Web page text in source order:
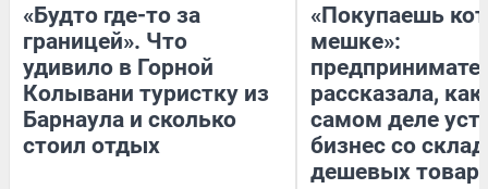
«Будто где-то за
границей». Что
удивило в Горной
Колывани туристку из
Барнаула и сколько
стоил отдых
«Покупаешь
мешке»:
рассказала, как
самом деле
бизнес со
дешевых